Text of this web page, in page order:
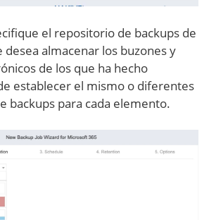
el repositorio de backups de
desea almacenar los buzones y
de los que ha hecho
establecer el mismo o diferentes
backups para cada elemento.